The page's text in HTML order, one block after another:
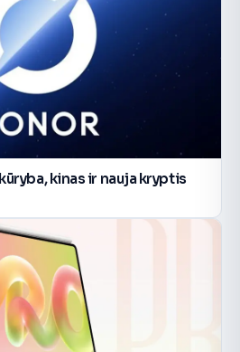
kinas ir nauja kryptis